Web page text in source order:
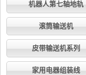
机器人第七轴地轨
滚筒输送机
皮带输送机系列
家用电器组装线